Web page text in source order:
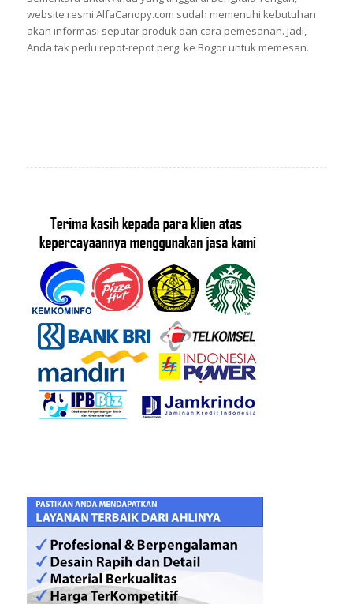
website resmi AlfaCanopy.com sudah memenuhi kebutuhan
akan informasi seputar produk dan cara pemesanan. Jadi,
Anda tak perlu repot-repot pergi ke Bogor untuk memesan.